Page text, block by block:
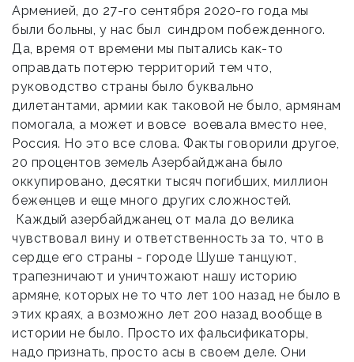
Арменией, до 27-го сентября 2020-го года мы
были больны, у нас был синдром побежденного.
Да, время от времени мы пытались как-то
оправдать потерю территорий тем что,
руководство страны было буквально
дилетантами, армии как таковой не было, армянам
помогала, а может и вовсе воевала вместо нее,
Россия. Но это все слова. Факты говорили другое,
20 процентов земель Азербайджана было
оккупировано, десятки тысяч погибших, миллион
беженцев и еще много других сложностей.
Каждый азербайджанец от мала до велика
чувствовал вину и ответственность за то, что в
сердце его страны - городе Шуше танцуют,
трапезничают и уничтожают нашу историю
армяне, которых не то что лет 100 назад не было в
этих краях, а возможно лет 200 назад вообще в
истории не было. Просто их фальсификаторы,
надо признать, просто асы в своем деле. Они